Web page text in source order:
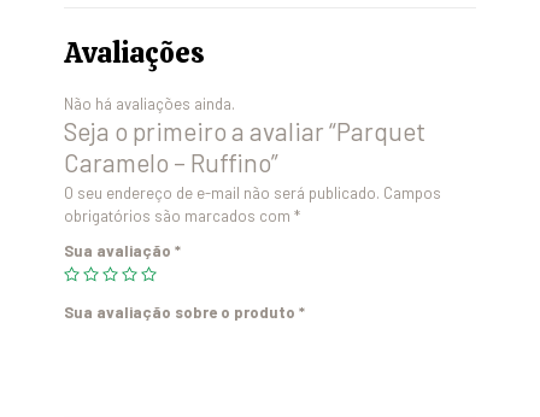
Avaliações
Não há avaliações ainda.
Seja o primeiro a avaliar “Parquet
Caramelo – Ruffino”
O seu endereço de e-mail não será publicado. Campos
obrigatórios são marcados com *
Sua avaliação *
Sua avaliação sobre o produto *